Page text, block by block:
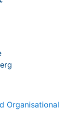
Organisational